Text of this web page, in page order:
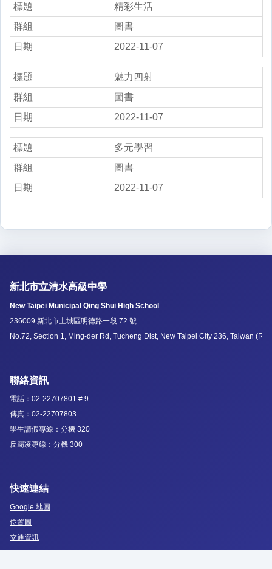
精彩生活
圖書
2022-11-07
魅力四射
圖書
2022-11-07
多元學習
圖書
2022-11-07
新北市立清水高級中學
New Taipei Municipal Qing Shui High School
236009 新北市土城區明德路一段 72 號
No.72, Section 1, Ming-der Rd, Tucheng Dist, New Taipei City 236, Taiwan
聯絡資訊
電話：02-22707801 # 9
傳真：02-22707803
學生請假專線：分機 320
反霸凌專線：分機 300
快速連結
Google 地圖
位置圖
交通資訊